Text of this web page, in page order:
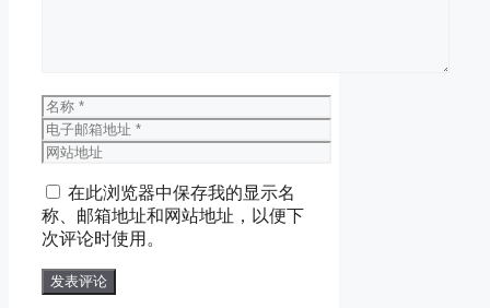
名
称
电
子
箱
地
址
网
地
址
在此浏览器中保存我的显示名
称、邮箱地址和网站地址，以便下
次评论时使用。